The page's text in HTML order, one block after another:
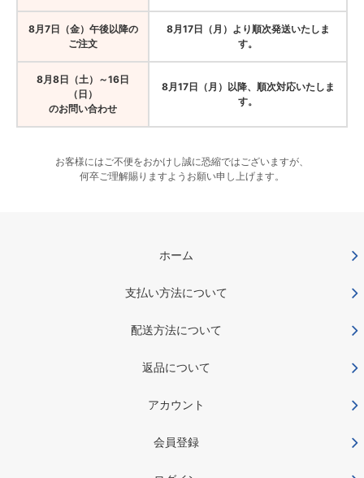
8月7日（金）午後以降の
ご注文
8月17日（月）より順次発送いたしま
す。
8月8日（土）～16日
（日）
のお問い合わせ
8月17日（月）以降、順次対応いたしま
す。
お客様にはご不便をおかけし誠に恐縮ではございますが、
何卒ご理解賜りますようお願い申し上げます。
ホーム
支払い方法について
配送方法について
返品について
アカウント
会員登録